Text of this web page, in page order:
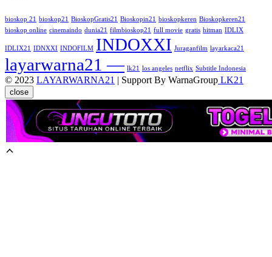
bioskop 21 bioskop21 BioskopGratis21 Bioskopin21 bioskopkeren Bioskopkeren21
bioskop online cinemaindo dunia21 filmbioskop21 full movie gratis hitman IDLIX
IDLIX21 IDNXXI INDOFILM INDOXXI Juraganfilm layarkaca21
layarwarna21 — lk21 los angeles netflix Subtitle Indonesia
© 2023 LAYARWARNA21 | Support By WarnaGroup LK21
close